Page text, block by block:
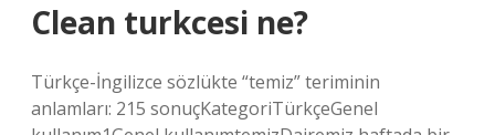
Clean turkcesi ne?
Türkçe-İngilizce sözlükte “temiz” teriminin
anlamları: 215 sonuçKategoriTürkçeGenel